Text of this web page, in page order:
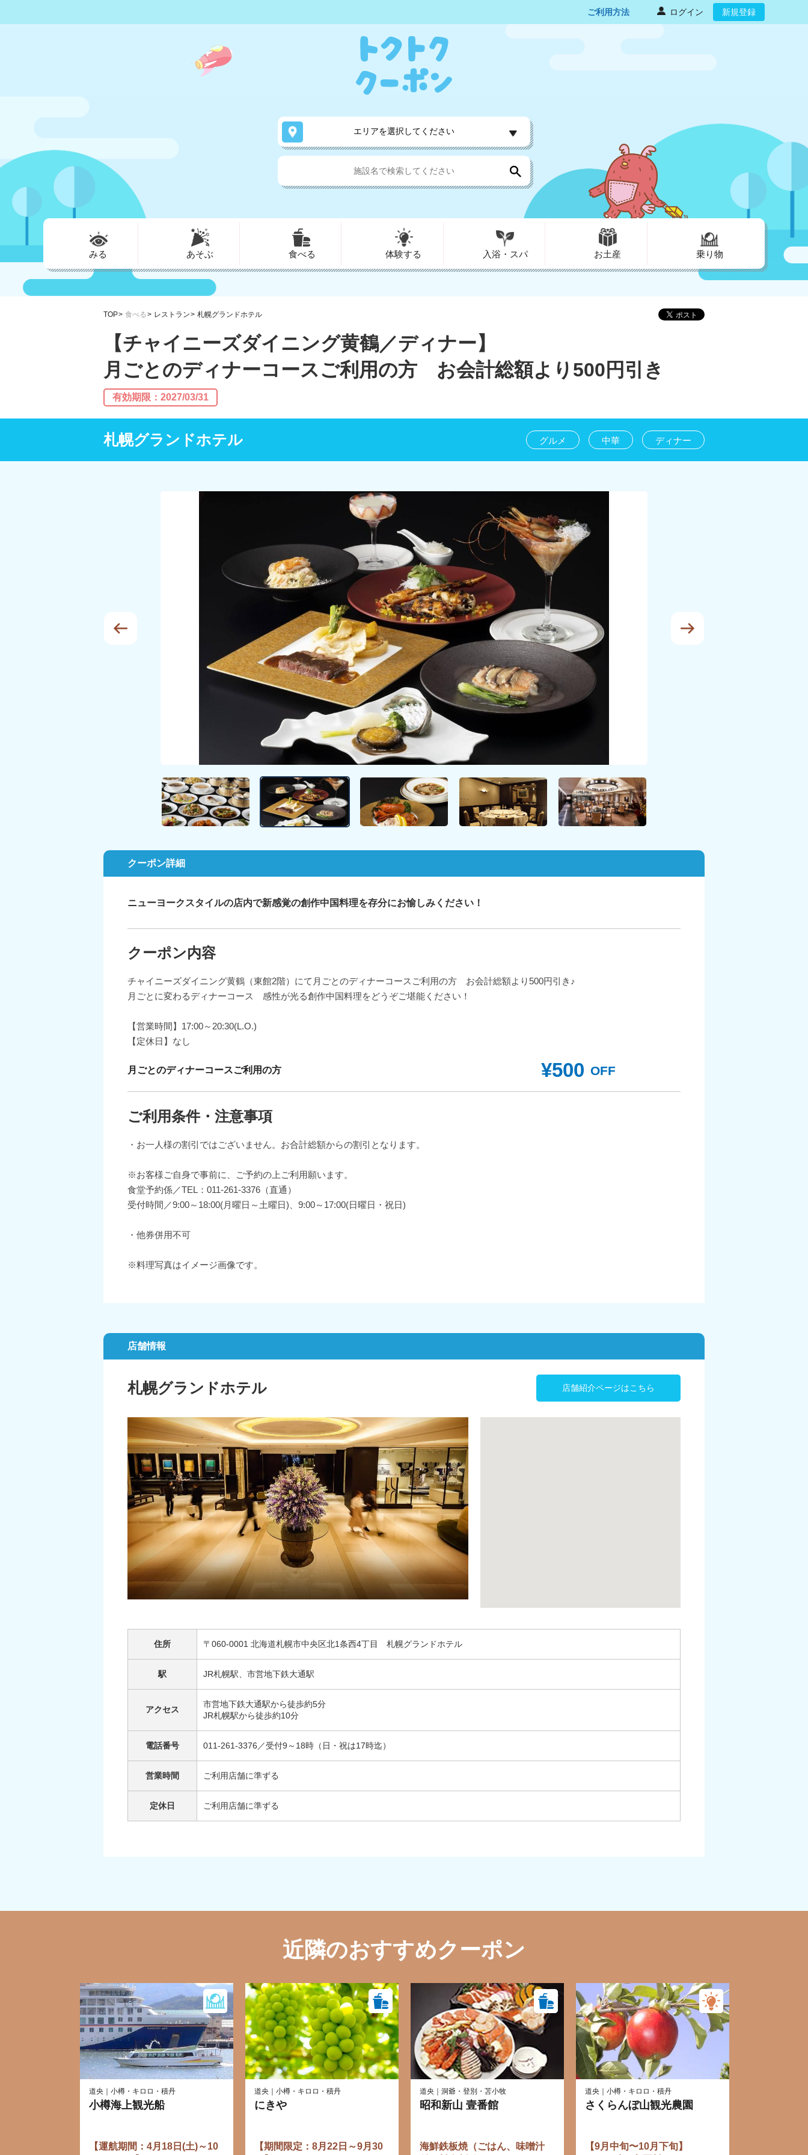
ご利用方法 ログイン 新規登録
エリアを選択してください
みる あそぶ 食べる 体験する 入浴・スパ お土産 乗り物
TOP 食べる レストラン 札幌グランドホテル
【チャイニーズダイニング黄鶴／ディナー】
月ごとのディナーコースご利用の方 お会計総額より500円引き
有効期限：2027/03/31
札幌グランドホテル グルメ 中華 ディナー
クーポン詳細
ニューヨークスタイルの店内で新感覚の創作中国料理を存分にお愉しみください！
クーポン内容
チャイニーズダイニング黄鶴（東館2階）にて月ごとのディナーコースご利用の方 お会計総額より500円引き♪
月ごとに変わるディナーコース 感性が光る創作中国料理をどうぞご堪能ください！
【営業時間】17:00～20:30(L.O.)
【定休日】なし
月ごとのディナーコースご利用の方 ¥500 OFF
ご利用条件・注意事項
・お一人様の割引ではございません。お合計総額からの割引となります。
※お客様ご自身で事前に、ご予約の上ご利用願います。
食堂予約係／TEL：011-261-3376（直通）
受付時間／9:00～18:00(月曜日～土曜日)、9:00～17:00(日曜日・祝日)
・他券併用不可
※料理写真はイメージ画像です。
店舗情報
札幌グランドホテル 店舗紹介ページはこちら
住所 〒060-0001 北海道札幌市中央区北1条西4丁目 札幌グランドホテル
駅 JR札幌駅、市営地下鉄大通駅
アクセス
市営地下鉄大通駅から徒歩約5分
JR札幌駅から徒歩約10分
電話番号 011-261-3376／受付9～18時（日・祝は17時迄）
営業時間 ご利用店舗に準ずる
定休日 ご利用店舗に準ずる
近隣のおすすめクーポン
道央｜小樽・キロロ・積丹
小樽海上観光船
【運航期間：4月18日(土)～10
道央｜小樽・キロロ・積丹
にきや
【期間限定：8月22日～9月30
道央｜洞爺・登別・苫小牧
昭和新山 壹番館
海鮮鉄板焼（ごはん、味噌汁
道央｜小樽・キロロ・積丹
さくらんぼ山観光農園
【9月中旬〜10月下旬】